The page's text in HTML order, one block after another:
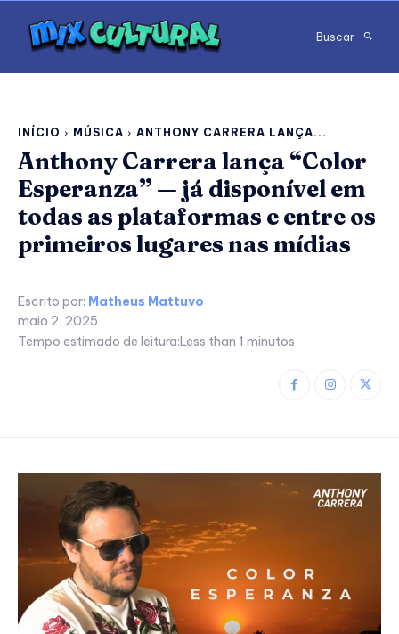
Buscar
INÍCIO MÚSICA ANTHONY CARRERA LANÇA...
Anthony Carrera lança “Color
Esperanza” — já disponível em
todas as plataformas e entre os
primeiros lugares nas mídias
Escrito por: Matheus Mattuvo
maio 2, 2025
Tempo estimado de leitura:Less than 1 minutos